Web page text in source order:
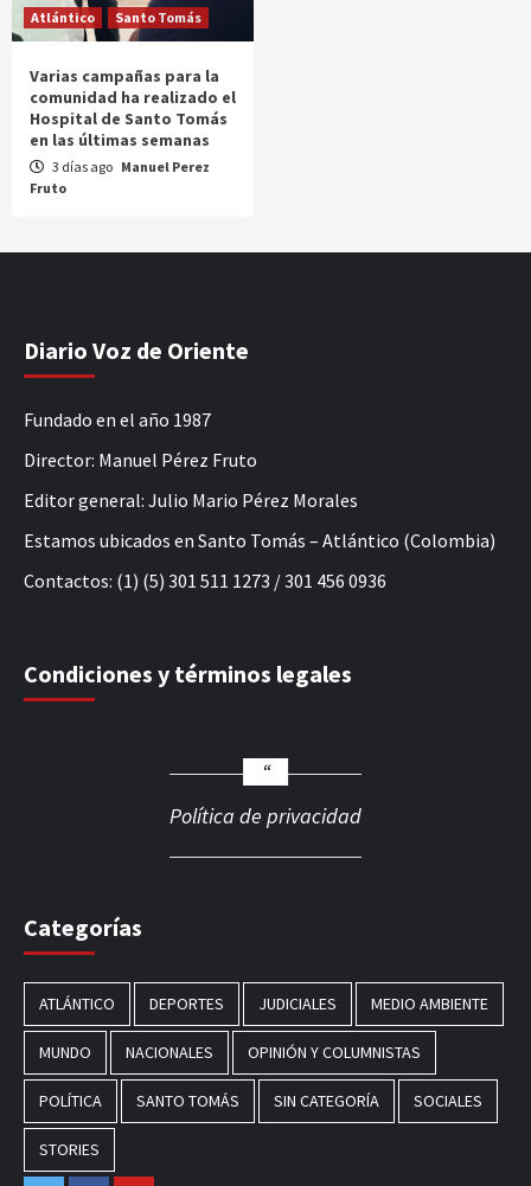
Atlántico Santo Tomás
Varias campañas para la
comunidad ha realizado el
Hospital de Santo Tomás
en las últimas semanas
3 días ago Manuel Perez
Fruto
Diario Voz de Oriente
Fundado en el año 1987
Director: Manuel Pérez Fruto
Editor general: Julio Mario Pérez Morales
Estamos ubicados en Santo Tomás – Atlántico (Colombia)
Contactos: (1) (5) 301 511 1273 / 301 456 0936
Condiciones y términos legales
Política de privacidad
Categorías
ATLÁNTICO DEPORTES JUDICIALES MEDIO AMBIENTE
MUNDO NACIONALES OPINIÓN Y COLUMNISTAS
POLÍTICA SANTO TOMÁS SIN CATEGORÍA SOCIALES
STORIES